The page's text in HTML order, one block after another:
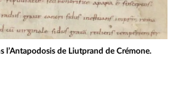
l’Antapodosis de Liutprand de Crémone.